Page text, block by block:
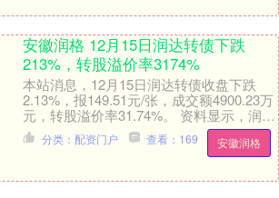
安徽润格 12月15日润达转债下跌
213%，转股溢价率3174%
本站消息，12月15日润达转债收盘下跌
2.13%，报149.51元/张，成交额4900.23万
元，转股溢价率31.74%。 资料显示，润达
转债信用级别为“AA”....
安徽润格
分类：配资门户 查看：169